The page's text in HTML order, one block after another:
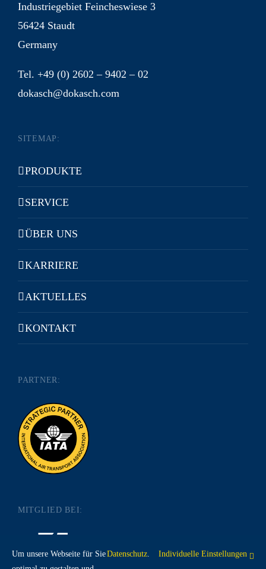
Industriegebiet Feincheswiese 3
56424 Staudt
Germany
Tel. +49 (0) 2602 – 9402 – 02
dokasch@dokasch.com
SITEMAP:
PRODUKTE
SERVICE
ÜBER UNS
KARRIERE
AKTUELLES
KONTAKT
PARTNER:
MITGLIED BEI:
Um unsere Webseite für SieDatenschutz Individuelle Einstellungen